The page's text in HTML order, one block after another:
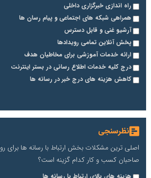
راه اندازی خبرگزاری داخلی
همراهی شبکه های اجتماعی و پیام رسان ها
آرشیو غنی و قابل دسترس
پخش آنلاین تمامی رویدادها
ارائه خدمات آموزشی برای مخاطیان هدف
درج کلیه خدمات اطلاع رسانی در بستر اینترنت
کاهش هزینه های درج خبر در رسانه ها
نظرسنجی
اصلی ترین مشکلات بخش ارتباط با رسانه ها برای
صاحبان کسب و کار کدام گزینه است؟